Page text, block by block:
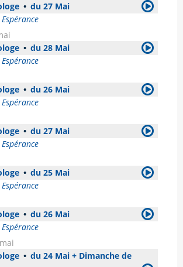
• du 27 Mai
• du 28 Mai
• du 26 Mai
• du 27 Mai
• du 25 Mai
• du 26 Mai
• du 24 Mai + Dimanche de